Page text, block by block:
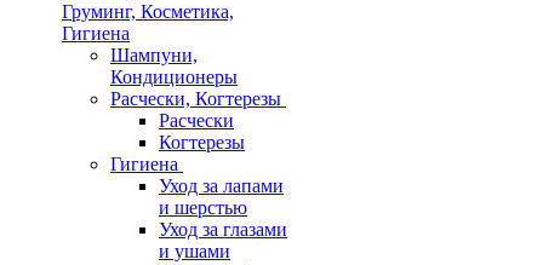
Груминг, Косметика,
Гигиена
Шампуни,
Кондиционеры
Расчески, Когтерезы
Расчески
Когтерезы
Гигиена
Уход за лапами
и шерстью
Уход за глазами
и ушами